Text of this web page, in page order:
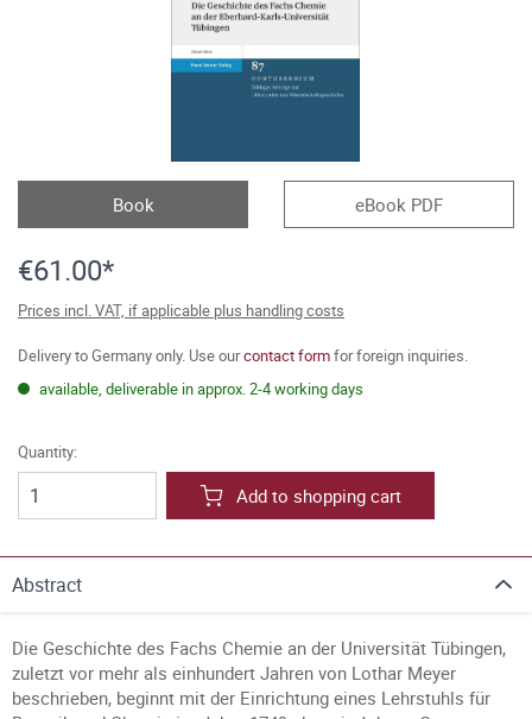
Book eBook PDF
€61.00*
Prices incl. VAT, if applicable plus handling costs
Delivery to Germany only. Use ourcontact formfor foreign inquiries.
available, deliverable in approx. 2-4 working days
Quantity:
Add to shopping cart
Abstract
Die Geschichte des Fachs Chemie an der Universität Tübingen,
zuletzt vor mehr als einhundert Jahren von Lothar Meyer
beschrieben, beginnt mit der Einrichtung eines Lehrstuhls für